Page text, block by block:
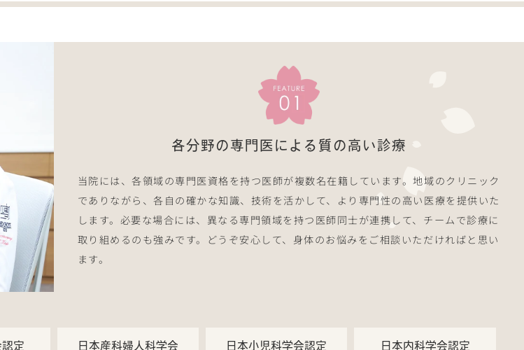
各分野の専門医による質の高い診療
当院には、各領域の専門医資格を持つ医師が複数名在籍しています。地域のクリニック
でありながら、各自の確かな知識、技術を活かして、より専門性の高い医療を提供いた
します。必要な場合には、異なる専門領域を持つ医師同士が連携して、チームで診療に
取り組めるのも強みです。どうぞ安心して、身体のお悩みをご相談いただければと思い
ます。
認定
日本産科婦人科学会
日本小児科学会認定
日本内科学会認定